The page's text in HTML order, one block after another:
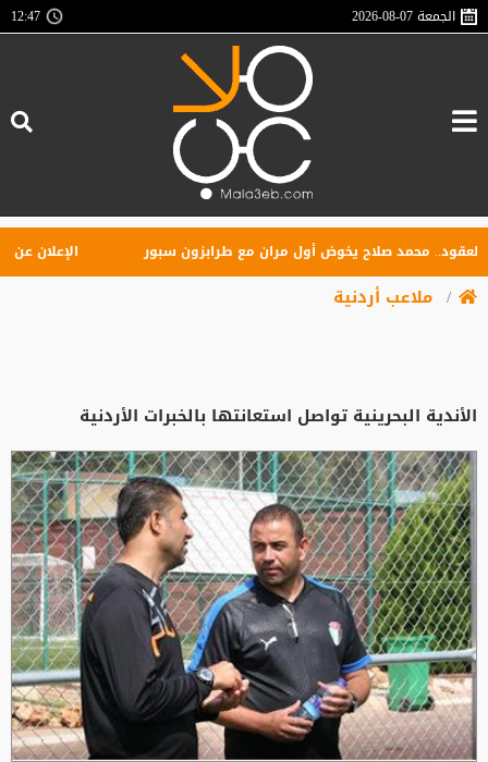
الجمعة2026-08-07
12:47
محمد صلاح يخوض أول مران مع طرابزون سبور الإعلان عن
ملاعب أردنية
الأندية البحرينية تواصل استعانتها بالخبرات الأردنية